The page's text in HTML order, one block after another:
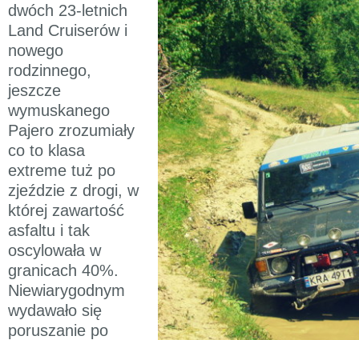
dwóch 23-letnich
Land Cruiserów i
nowego
rodzinnego,
jeszcze
wymuskanego
Pajero zrozumiały
co to klasa
extreme tuż po
zjeździe z drogi, w
której zawartość
asfaltu i tak
oscylowała w
granicach 40%.
Niewiarygodnym
wydawało się
poruszanie po